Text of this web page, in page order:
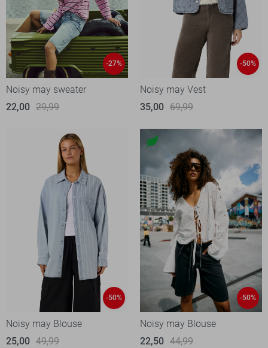
-27%
Noisy may sweater
22,00 29,99
-50%
Noisy may Vest
35,00 69,99
-50%
Noisy may Blouse
25,00 49,99
-50%
Noisy may Blouse
22,50 44,99